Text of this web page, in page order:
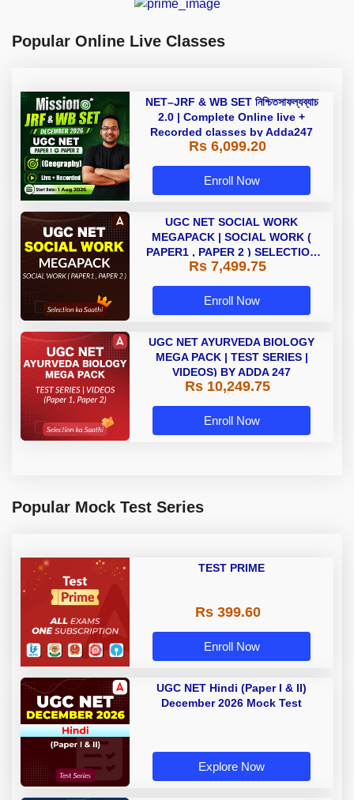
Popular Online Live Classes
NET–JRF & WB SET নিশ্চিতসাফল্যব্যাচ
2.0 | Complete Online live +
Recorded classes by Adda247
Rs 6,099.20
Enroll Now
UGC NET SOCIAL WORK
MEGAPACK | SOCIAL WORK (
PAPER1 , PAPER 2 ) SELECTION
KA SAATHI
Rs 7,499.75
Enroll Now
UGC NET AYURVEDA BIOLOGY
MEGA PACK | TEST SERIES |
VIDEOS) BY ADDA 247
Rs 10,249.75
Enroll Now
Popular Mock Test Series
TEST PRIME
Rs 399.60
Enroll Now
UGC NET Hindi (Paper I & II)
December 2026 Mock Test
Explore Now